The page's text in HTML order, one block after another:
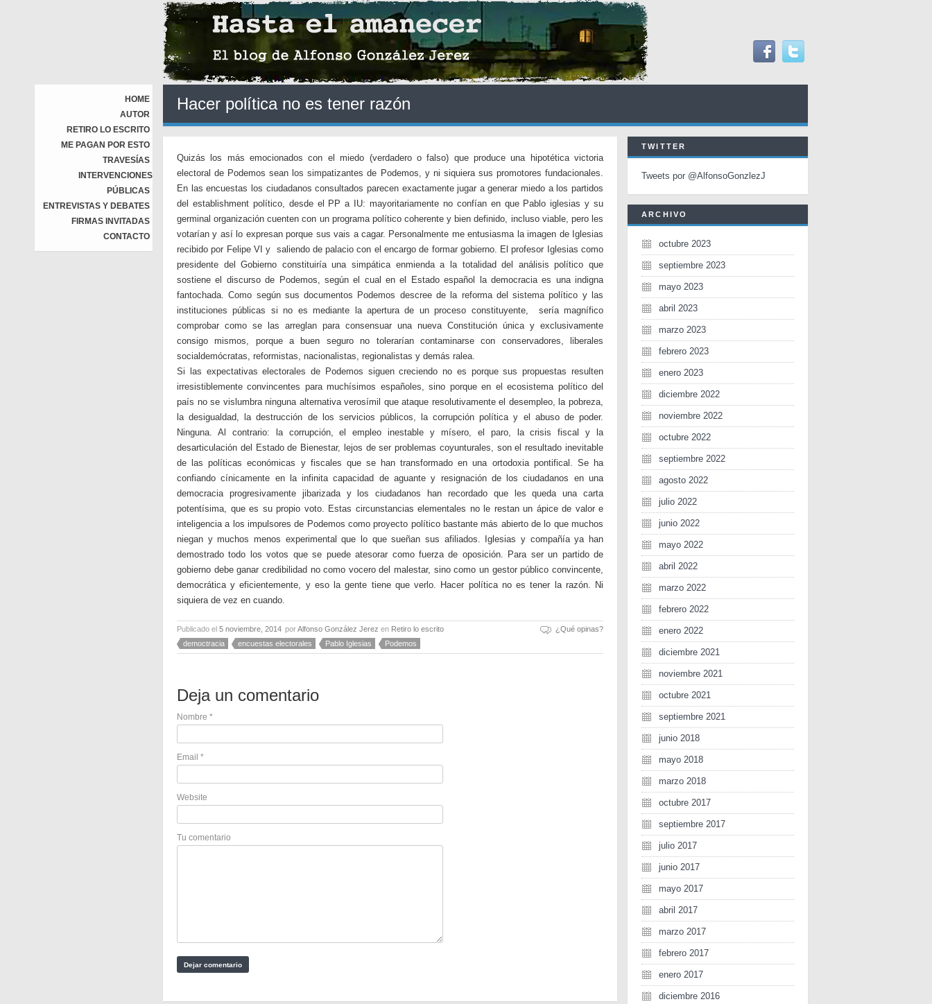
HOME
AUTOR
RETIRO LO ESCRITO
ME PAGAN POR ESTO
TRAVESÍAS
INTERVENCIONES
PÚBLICAS
ENTREVISTAS Y DEBATES
FIRMAS INVITADAS
CONTACTO
Hacer política no es tener razón
Quizás los más emocionados con el miedo (verdadero o falso) que produce una hipotética victoria
electoral de Podemos sean los simpatizantes de Podemos, y ni siquiera sus promotores fundacionales.
En las encuestas los ciudadanos consultados parecen exactamente jugar a generar miedo a los partidos
del establishment político, desde el PP a IU: mayoritariamente no confían en que Pablo iglesias y su
germinal organización cuenten con un programa político coherente y bien definido, incluso viable, pero les
votarían y así lo expresan porque sus vais a cagar. Personalmente me entusiasma la imagen de Iglesias
recibido por Felipe VI y saliendo de palacio con el encargo de formar gobierno. El profesor Iglesias como
presidente del Gobierno constituiría una simpática enmienda a la totalidad del análisis político que
sostiene el discurso de Podemos, según el cual en el Estado español la democracia es una indigna
fantochada. Como según sus documentos Podemos descree de la reforma del sistema político y las
instituciones públicas si no es mediante la apertura de un proceso constituyente, sería magnífico
comprobar como se las arreglan para consensuar una nueva Constitución única y exclusivamente
consigo mismos, porque a buen seguro no tolerarían contaminarse con conservadores, liberales
socialdemócratas, reformistas, nacionalistas, regionalistas y demás ralea.
Si las expectativas electorales de Podemos siguen creciendo no es porque sus propuestas resulten
irresistiblemente convincentes para muchísimos españoles, sino porque en el ecosistema político del
país no se vislumbra ninguna alternativa verosímil que ataque resolutivamente el desempleo, la pobreza,
la desigualdad, la destrucción de los servicios públicos, la corrupción política y el abuso de poder.
Ninguna. Al contrario: la corrupción, el empleo inestable y mísero, el paro, la crisis fiscal y la
desarticulación del Estado de Bienestar, lejos de ser problemas coyunturales, son el resultado inevitable
de las políticas económicas y fiscales que se han transformado en una ortodoxia pontifical. Se ha
confiando cínicamente en la infinita capacidad de aguante y resignación de los ciudadanos en una
democracia progresivamente jibarizada y los ciudadanos han recordado que les queda una carta
potentísima, que es su propio voto. Estas circunstancias elementales no le restan un ápice de valor e
inteligencia a los impulsores de Podemos como proyecto político bastante más abierto de lo que muchos
niegan y muchos menos experimental que lo que sueñan sus afiliados. Iglesias y compañía ya han
demostrado todo los votos que se puede atesorar como fuerza de oposición. Para ser un partido de
gobierno debe ganar credibilidad no como vocero del malestar, sino como un gestor público convincente,
democrática y eficientemente, y eso la gente tiene que verlo. Hacer política no es tener la razón. Ni
siquiera de vez en cuando.
Publicado el 5 noviembre, 2014 porAlfonso González Jerez en Retiro lo escrito
¿Qué opinas?
democtracia
encuestas electorales Pablo Iglesias Podemos
Deja un comentario
Nombre *
Email *
Website
Tu comentario
TWITTER
Tweets por @AlfonsoGonzlezJ
ARCHIVO
octubre 2023
septiembre 2023
mayo 2023
abril 2023
marzo 2023
febrero 2023
enero 2023
diciembre 2022
noviembre 2022
octubre 2022
septiembre 2022
agosto 2022
julio 2022
junio 2022
mayo 2022
abril 2022
marzo 2022
febrero 2022
enero 2022
diciembre 2021
noviembre 2021
octubre 2021
septiembre 2021
junio 2018
mayo 2018
marzo 2018
octubre 2017
septiembre 2017
julio 2017
junio 2017
mayo 2017
abril 2017
marzo 2017
febrero 2017
enero 2017
diciembre 2016